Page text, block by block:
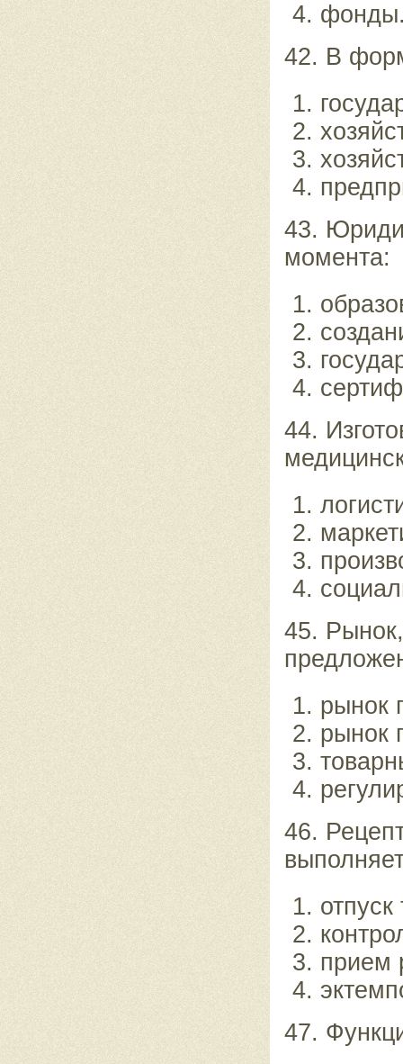
42. В
43.
момента:
44.
45.
рынок
рынок
46.
прием
47.